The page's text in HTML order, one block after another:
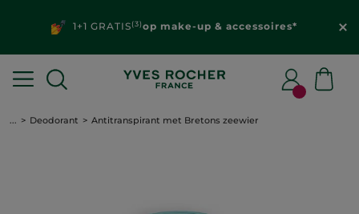
1+1 GRATIS(3)op make-up & accessoires*
... Deodorant Antitranspirant met Bretons zeewier